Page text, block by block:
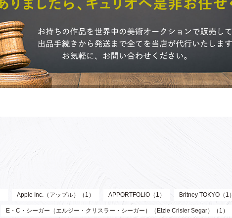
Apple Inc.（アップル）（1） APPORTFOLIO（1） Britney TOKYO（1）
E・C・シーガー（エルジー・クリスラー・シーガー）（Elzie Crisler Segar）（1）